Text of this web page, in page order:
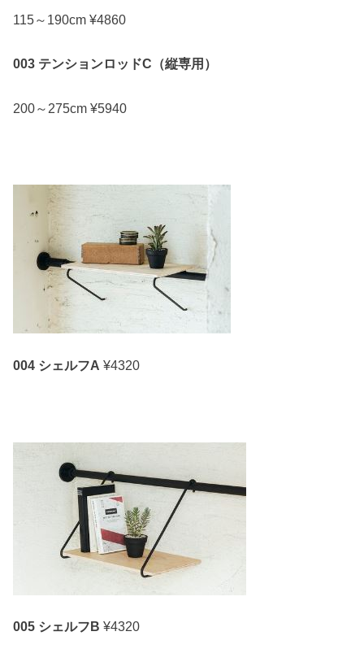
115～190cm ¥4860
003 テンションロッドC（縦専用）
200～275cm ¥5940
004 シェルフA¥4320
005 シェルフB¥4320